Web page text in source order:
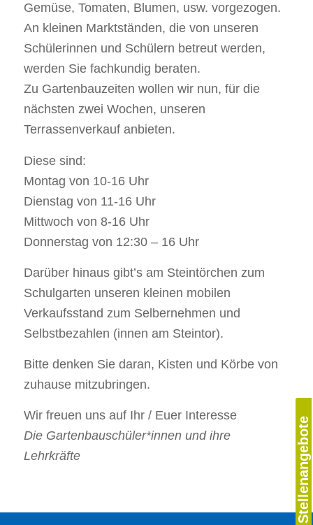
Stellenangebote
Gemüse, Tomaten, Blumen, usw. vorgezogen.
An kleinen Marktständen, die von unseren
Schülerinnen und Schülern betreut werden,
werden Sie fachkundig beraten.
Zu Gartenbauzeiten wollen wir nun, für die
nächsten zwei Wochen, unseren
Terrassenverkauf anbieten.
Diese sind:
Montag von 10-16 Uhr
Dienstag von 11-16 Uhr
Mittwoch von 8-16 Uhr
Donnerstag von 12:30 – 16 Uhr
Darüber hinaus gibt’s am Steintörchen zum
Schulgarten unseren kleinen mobilen
Verkaufsstand zum Selbernehmen und
Selbstbezahlen (innen am Steintor).
Bitte denken Sie daran, Kisten und Körbe von
zuhause mitzubringen.
Wir freuen uns auf Ihr / Euer Interesse
Die Gartenbauschüler*innen und ihre
Lehrkräfte